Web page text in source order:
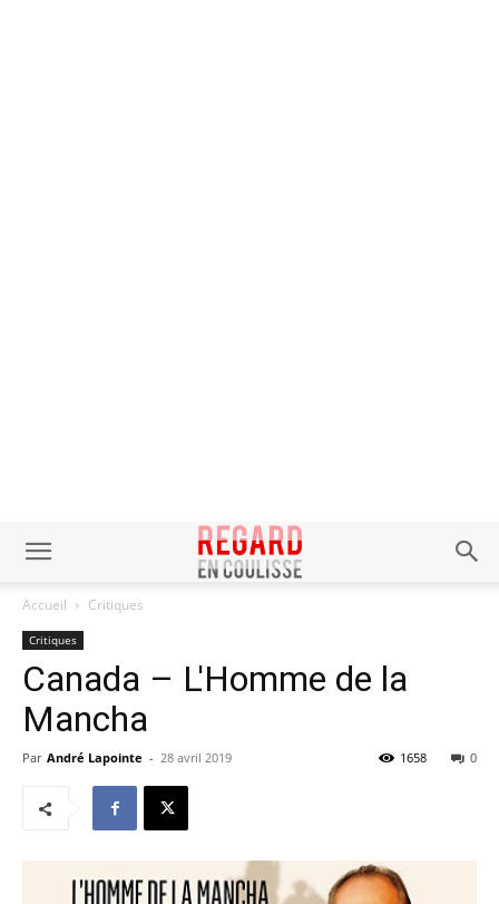
Accueil Critiques
Critiques
Canada – L'Homme de la
Mancha
Par André Lapointe - 28 avril 2019 0
1658